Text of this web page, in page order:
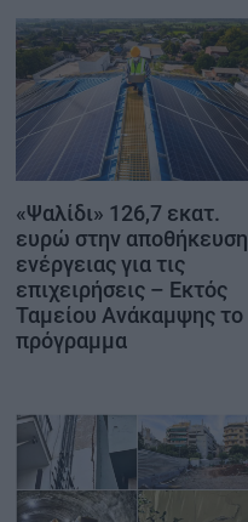
«Ψαλίδι» 126,7 εκατ.
ευρώ στην αποθήκευση
ενέργειας για τις
επιχειρήσεις – Εκτός
Ταμείου Ανάκαμψης το
πρόγραμμα